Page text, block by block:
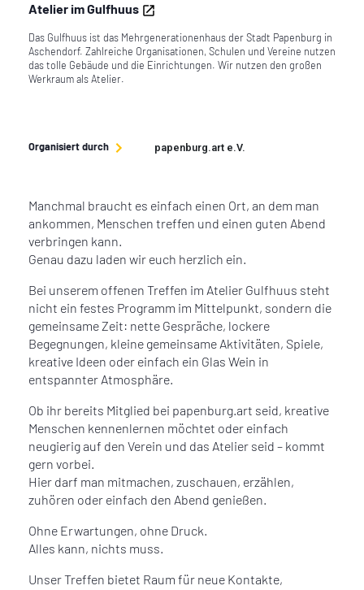
Atelier im Gulfhuus
Das Gulfhuus ist das Mehrgenerationenhaus der Stadt Papenburg in
Aschendorf. Zahlreiche Organisationen, Schulen und Vereine nutzen
das tolle Gebäude und die Einrichtungen. Wir nutzen den großen
Werkraum als Atelier.
Organisiert durch papenburg.art e.V.
Manchmal braucht es einfach einen Ort, an dem man
ankommen, Menschen treffen und einen guten Abend
verbringen kann.
Genau dazu laden wir euch herzlich ein.
Bei unserem offenen Treffen im Atelier Gulfhuus steht
nicht ein festes Programm im Mittelpunkt, sondern die
gemeinsame Zeit: nette Gespräche, lockere
Begegnungen, kleine gemeinsame Aktivitäten, Spiele,
kreative Ideen oder einfach ein Glas Wein in
entspannter Atmosphäre.
Ob ihr bereits Mitglied bei papenburg.art seid, kreative
Menschen kennenlernen möchtet oder einfach
neugierig auf den Verein und das Atelier seid – kommt
gern vorbei.
Hier darf man mitmachen, zuschauen, erzählen,
zuhören oder einfach den Abend genießen.
Ohne Erwartungen, ohne Druck.
Alles kann, nichts muss.
Unser Treffen bietet Raum für neue Kontakte,